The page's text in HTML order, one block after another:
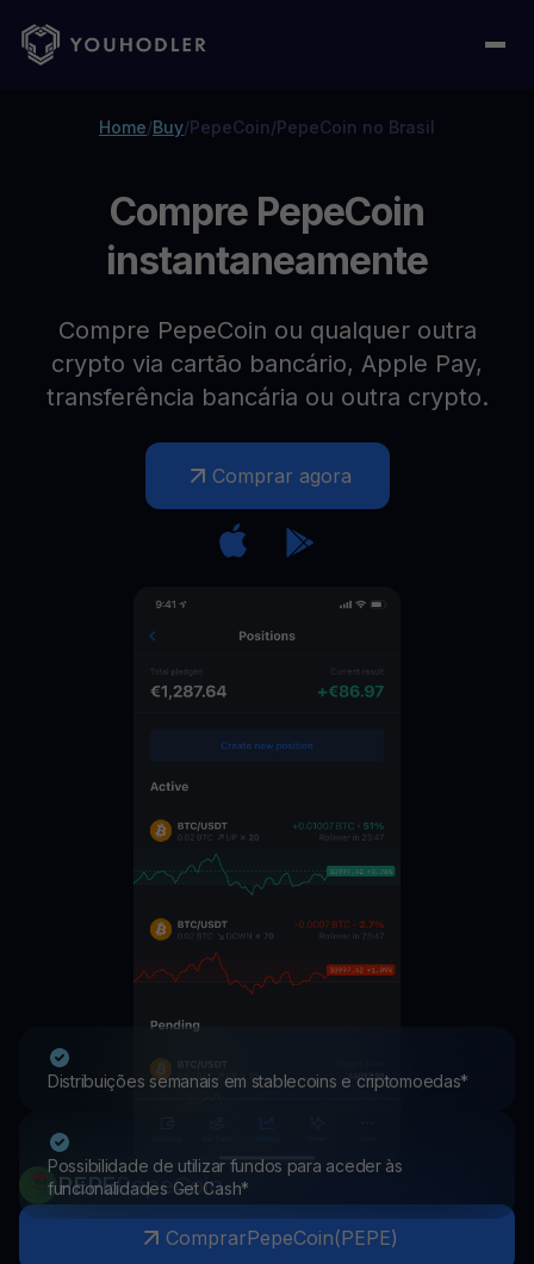
Home/Buy/PepeCoin/PepeCoin no Brasil
Compre PepeCoin
instantaneamente
Compre PepeCoin ou qualquer outra
crypto via cartão bancário, Apple Pay,
transferência bancária ou outra crypto.
Comprar agora
Distribuições semanais em stablecoins e criptomoedas*
Possibilidade de utilizar fundos para aceder às
funcionalidades Get Cash*
PEPEPepeCoin
ComprarPepeCoin(PEPE)